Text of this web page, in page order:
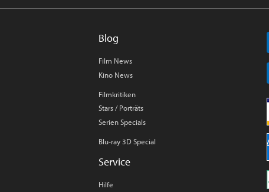
Blog
Film News
Kino News
Filmkritiken
Stars / Porträts
Serien Specials
Blu-ray 3D Special
Service
Hilfe